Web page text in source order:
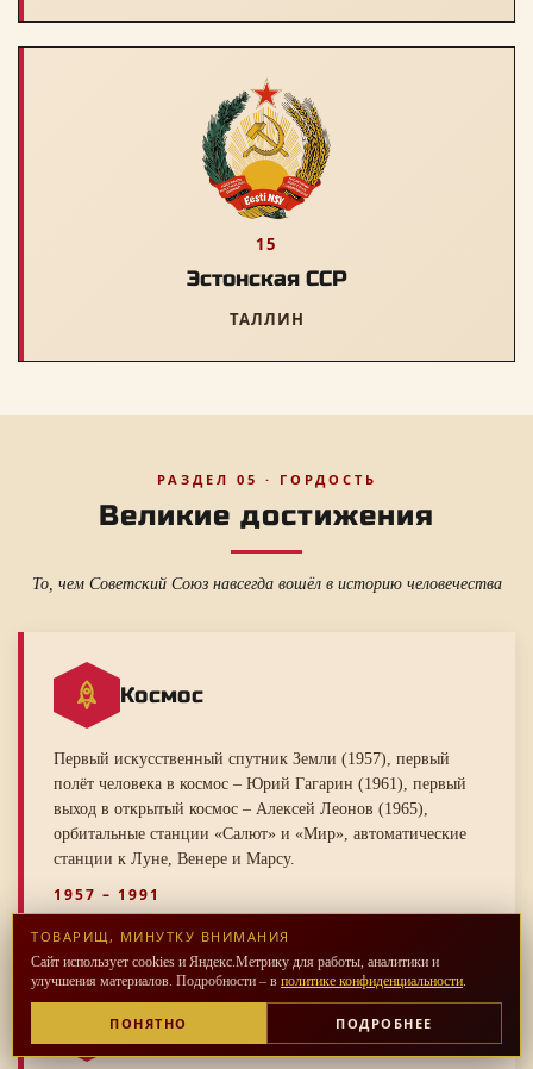
15
Эстонская ССР
ТАЛЛИН
РАЗДЕЛ 05 · ГОРДОСТЬ
Великие достижения
То, чем Советский Союз навсегда вошёл в историю человечества
Космос
Первый искусственный спутник Земли (1957), первый
полёт человека в космос – Юрий Гагарин (1961), первый
выход в открытый космос – Алексей Леонов (1965),
орбитальные станции «Салют» и «Мир», автоматические
станции к Луне, Венере и Марсу.
1957 – 1991
Мирный атом
ТОВАРИЩ, МИНУТКУ ВНИМАНИЯ
Сайт использует cookies и Яндекс.Метрику для работы, аналитики и
улучшения материалов. Подробности – в политике конфиденциальности.
ПОНЯТНО ПОДРОБНЕЕ